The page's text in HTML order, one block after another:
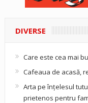
DIVERSE
Care este cea mai
Cafeaua de acasă,
Arta pe înțelesul
prietenos pentru